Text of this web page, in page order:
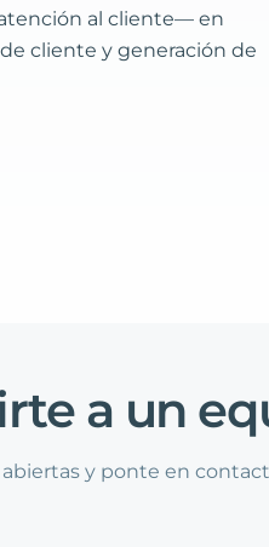
al cliente— en
cliente y generación de
a un
y ponte en